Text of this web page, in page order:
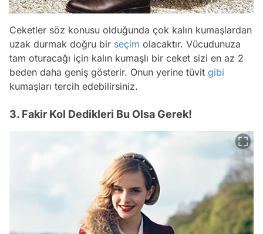
Ceketler söz konusu olduğunda çok kalın kumaşlardan
uzak durmak doğru bir seçim olacaktır. Vücudunuza
tam oturacağı için kalın kumaşlı bir ceket sizi en az 2
beden daha geniş gösterir. Onun yerine tüvit gibi
kumaşları tercih edebilirsiniz.
3. Fakir Kol Dedikleri Bu Olsa Gerek!